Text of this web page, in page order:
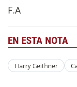
F.A
EN ESTA NOTA
Harry Geithner